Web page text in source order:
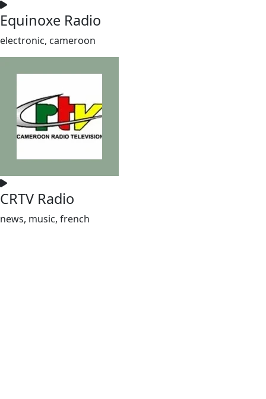
Equinoxe Radio
electronic, cameroon
CRTV Radio
news, music, french